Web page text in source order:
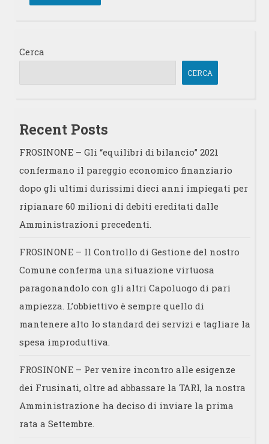
Cerca
CERCA
Recent Posts
FROSINONE – Gli “equilibri di bilancio” 2021
confermano il pareggio economico finanziario
dopo gli ultimi durissimi dieci anni impiegati per
ripianare 60 milioni di debiti ereditati dalle
Amministrazioni precedenti.
FROSINONE – Il Controllo di Gestione del nostro
Comune conferma una situazione virtuosa
paragonandolo con gli altri Capoluogo di pari
ampiezza. L’obbiettivo è sempre quello di
mantenere alto lo standard dei servizi e tagliare la
spesa improduttiva.
FROSINONE – Per venire incontro alle esigenze
dei Frusinati, oltre ad abbassare la TARI, la nostra
Amministrazione ha deciso di inviare la prima
rata a Settembre.